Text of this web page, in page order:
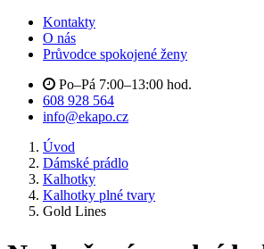
Kontakty
O nás
Průvodce spokojené ženy
Po–Pá 7:00–13:00 hod.
608 928 564
info@ekapo.cz
Úvod
Dámské prádlo
Kalhotky
Kalhotky plné tvary
Gold Lines